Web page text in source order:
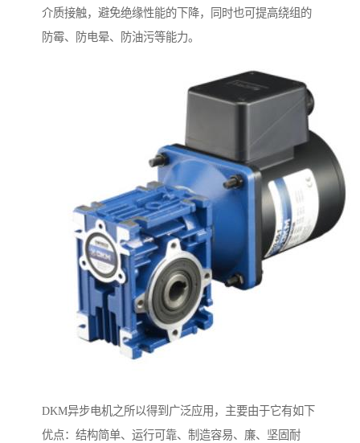
介质接触，避免绝缘性能的下降，同时也可提高绕组的
防霉、防电晕、防油污等能力。
DKM异步电机之所以得到广泛应用，主要由于它有如下
优点：结构简单、运行可靠、制造容易、廉、坚固耐